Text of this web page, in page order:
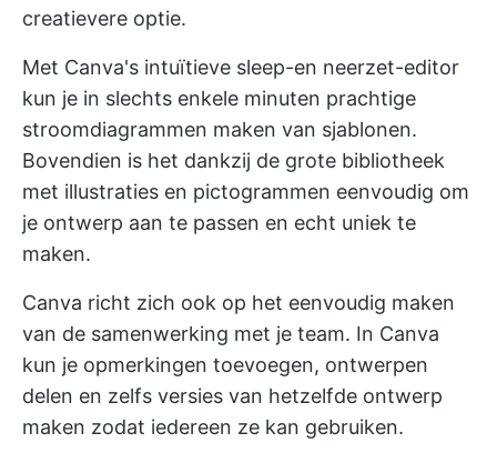
creatievere optie.
Met Canva's intuïtieve sleep-en neerzet-editor
kun je in slechts enkele minuten prachtige
stroomdiagrammen maken van sjablonen.
Bovendien is het dankzij de grote bibliotheek
met illustraties en pictogrammen eenvoudig om
je ontwerp aan te passen en echt uniek te
maken.
Canva richt zich ook op het eenvoudig maken
van de samenwerking met je team. In Canva
kun je opmerkingen toevoegen, ontwerpen
delen en zelfs versies van hetzelfde ontwerp
maken zodat iedereen ze kan gebruiken.